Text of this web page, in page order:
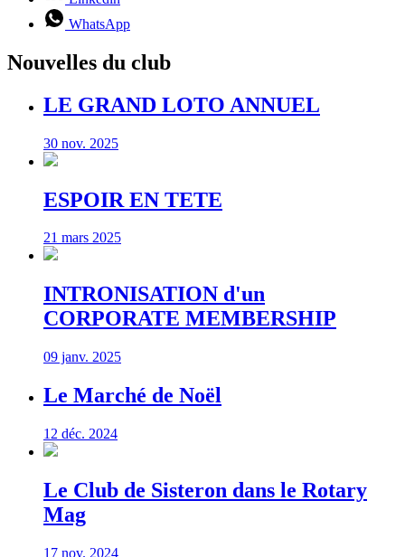
WhatsApp
Nouvelles du club
LE GRAND LOTO ANNUEL
30 nov. 2025
ESPOIR EN TETE
21 mars 2025
INTRONISATION d'un
CORPORATE MEMBERSHIP
09 janv. 2025
Le Marché de Noël
12 déc. 2024
Le Club de Sisteron dans le Rotary
Mag
17 nov. 2024